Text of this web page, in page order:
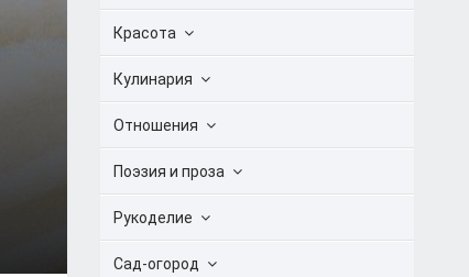
Красота
Кулинария
Отношения
Поэзия и проза
Рукоделие
Сад-огород